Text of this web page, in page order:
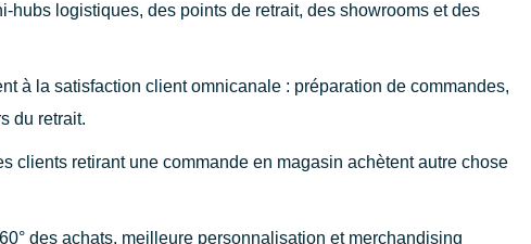
hubs logistiques, des points de retrait, des showrooms et des
à la satisfaction client omnicanale : préparation de commandes,
du retrait.
clients retirant une commande en magasin achètent autre chose
des achats, meilleure personnalisation et merchandising